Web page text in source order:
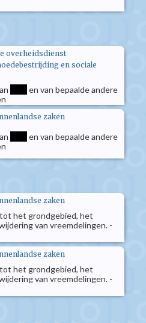
overheidsdienst
en sociale
en van bepaalde andere
zaken
en van bepaalde andere
zaken
het grondgebied, het
van vreemdelingen. -
zaken
het grondgebied, het
van vreemdelingen. -